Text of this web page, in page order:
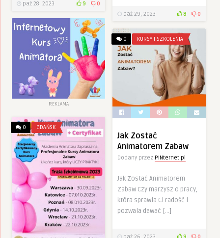
paź 29, 2023 8 0
paź 28, 2023 9 0
REKLAMA
0 KURSY I SZKOLENIA
Jak Zostać
Animatorem Zabaw
Dodany przez PINternet.pl
Jak Zostać Animatorem
Zabaw Czy marzysz o pracy,
która sprawia Ci radość i
pozwala dawać […]
0 GDAŃSK